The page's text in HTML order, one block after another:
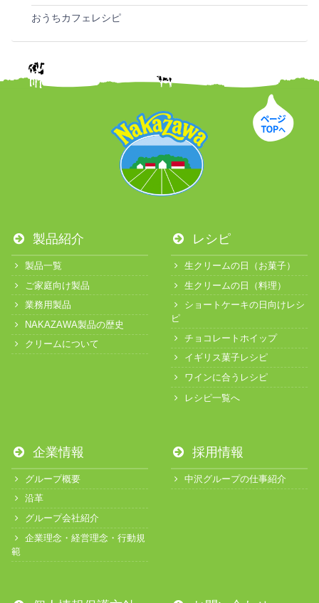
おうちカフェレシピ
製品紹介
製品一覧
ご家庭向け製品
業務用製品
NAKAZAWA製品の歴史
クリームについて
レシピ
生クリームの日（お菓子）
生クリームの日（料理）
ショートケーキの日向けレシ
ピ
チョコレートホイップ
イギリス菓子レシピ
ワインに合うレシピ
レシピ一覧へ
企業情報
グループ概要
沿革
グループ会社紹介
企業理念・経営理念・行動規
範
採用情報
中沢グループの仕事紹介